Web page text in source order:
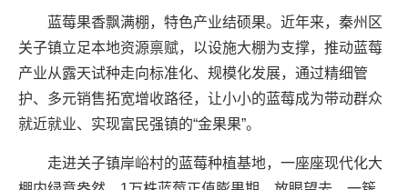
蓝莓果香飘满棚，特色产业结硕果。近年来，秦州区
关子镇立足本地资源禀赋，以设施大棚为支撑，推动蓝莓
产业从露天试种走向标准化、规模化发展，通过精细管
护、多元销售拓宽增收路径，让小小的蓝莓成为带动群众
就近就业、实现富民强镇的“金果果”。
走进关子镇岸峪村的蓝莓种植基地，一座座现代化大